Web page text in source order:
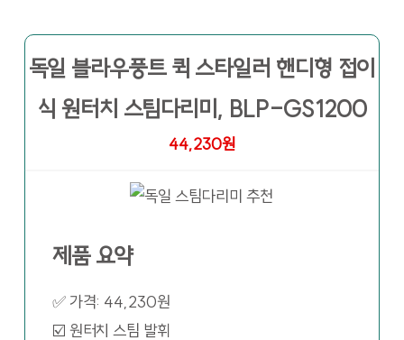
독일 블라우풍트 퀵 스타일러 핸디형 접이
식 원터치 스팀다리미, BLP-GS1200
44,230원
제품 요약
✅ 가격: 44,230원
☑️ 원터치 스팀 발휘